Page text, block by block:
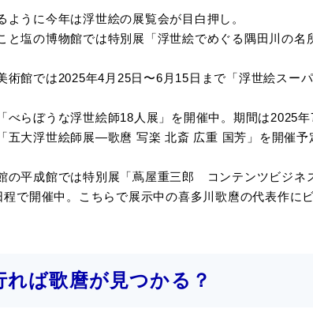
ように今年は浮世絵の展覧会が目白押し。
と塩の博物館では特別展「浮世絵でめぐる隅田川の名
術館では2025年4月25日〜6月15日まで「浮世絵スー
べらぼうな浮世絵師18人展」を開催中。期間は2025年
五大浮世絵師展―歌麿 写楽 北斎 広重 国芳」を開催予
の平成館では特別展「蔦屋重三郎 コンテンツビジネ
で開催中。こちらで展示中の喜多川歌麿の代表作に
れば歌麿が見つかる？